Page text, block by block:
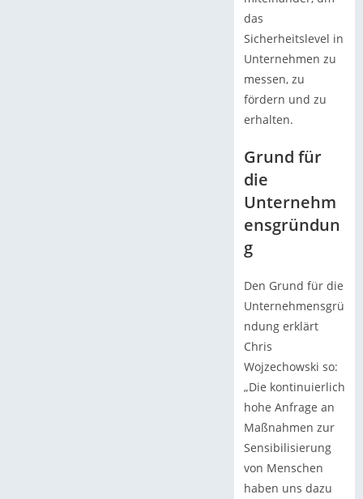
das
Sicherheitslevel in
Unternehmen zu
messen, zu
fördern und zu
erhalten.
Grund für
die
Unternehm
ensgründun
g
Den Grund für die
Unternehmensgrü
ndung erklärt
Chris
Wojzechowski so:
„Die kontinuierlich
hohe Anfrage an
Maßnahmen zur
Sensibilisierung
von Menschen
haben uns dazu